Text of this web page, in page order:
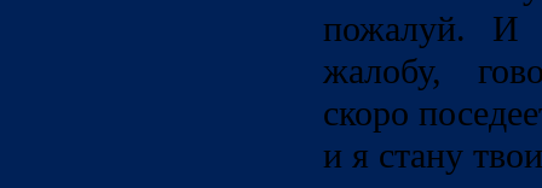
пожалуй. И
жалобу,
скоро
и я стану